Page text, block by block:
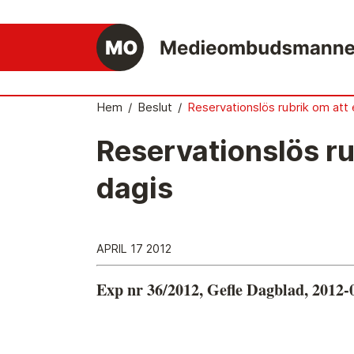
Det medieetiska systemet
Så här jobbar Medieombudsmannen
Publicitetsreglerna – grunden i det
Hem / Beslut / Reservationslös rubrik om
Reservationslös
dagis
APRIL 17 2012
Exp nr 36/2012, Gefle Dagblad, 2012-